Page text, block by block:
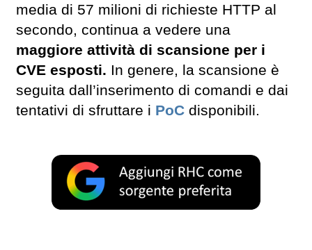
media di 57 milioni di richieste HTTP al
secondo, continua a vedere una
maggiore attività di scansione per i
CVE esposti. In genere, la scansione è
seguita dall’inserimento di comandi e dai
tentativi di sfruttare i PoC disponibili.